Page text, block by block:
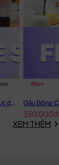
Gấu Bông Chim Cánh Cụt đeo phao
45cm
350,000đ
XEM THÊM